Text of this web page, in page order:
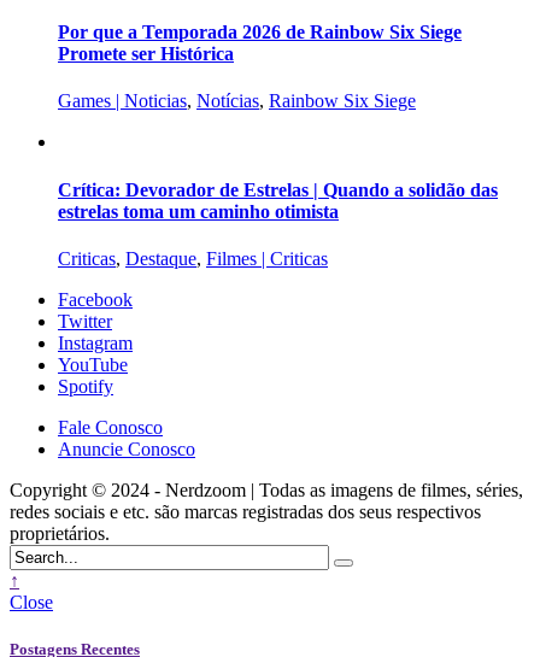
Por que a Temporada 2026 de Rainbow Six Siege
Promete ser Histórica
Games | Noticias, Notícias, Rainbow Six Siege
Crítica: Devorador de Estrelas | Quando a solidão das
estrelas toma um caminho otimista
Criticas, Destaque, Filmes | Criticas
Facebook
Twitter
Instagram
YouTube
Spotify
Fale Conosco
Anuncie Conosco
Copyright © 2024 - Nerdzoom | Todas as imagens de filmes, séries,
redes sociais e etc. são marcas registradas dos seus respectivos
proprietários.
↑
Close
Postagens Recentes